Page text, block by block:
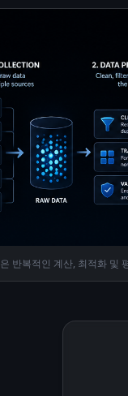
반복적인 계산, 최적화 및